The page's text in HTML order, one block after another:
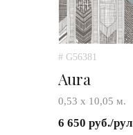
# G56381
Aura
0,53 х 10,05 м.
6 650 руб./рул